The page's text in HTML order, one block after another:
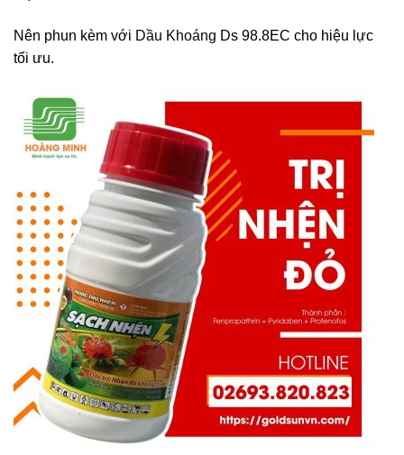
Nên phun kèm với Dầu Khoáng Ds 98.8EC cho hiệu lực
tối ưu.